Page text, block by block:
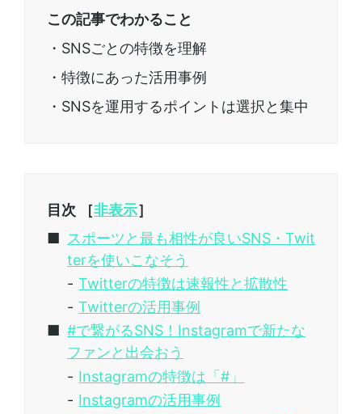
この記事でわかること
・SNSごとの特徴を理解
・特徴にあった活用事例
・SNSを運用するポイントは選択と集中
目次 ［非表示］
スポーツと最も相性が良いSNS・Twit
terを使いこなそう
Twitterの特徴は速報性と拡散性
Twitterの活用事例
#で繋がるSNS！Instagramで新たな
ファンと出会おう
Instagramの特徴は「#」
Instagramの活用事例